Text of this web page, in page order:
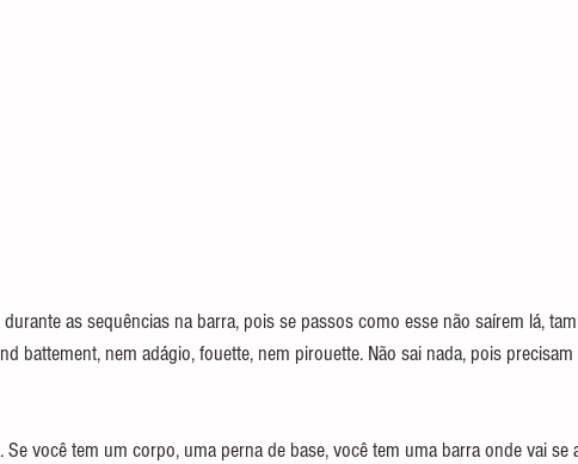
as sequências na barra, pois se passos como esse não saírem lá,
battement, nem adágio, fouette, nem pirouette. Não sai nada, pois precisam
você tem um corpo, uma perna de base, você tem uma barra onde vai se